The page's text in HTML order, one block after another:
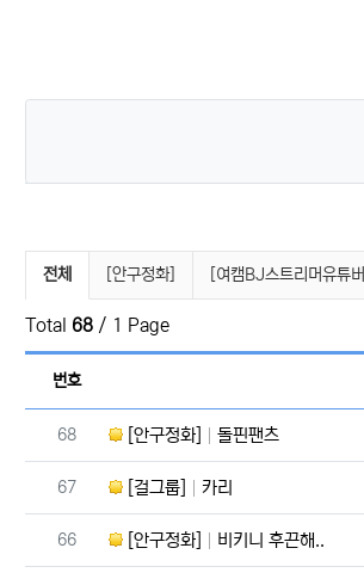
연예인뉴스 분류 목록
전체 [안구정화] [여캠BJ스트리머유튜버]
Total 68 / 1 Page
번호
번호
68 [안구정화] 돌핀팬츠
번호
67 [걸그룹] 카리
번호
66 [안구정화] 비키니 후끈해..